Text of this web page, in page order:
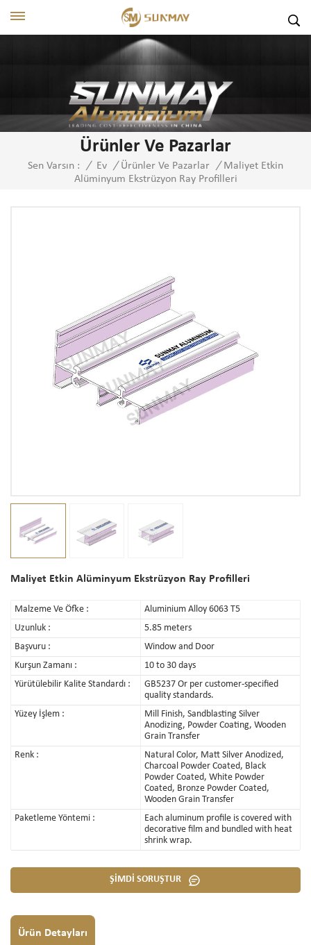
Ürünler Ve Pazarlar
Sen Varsın : / Ev / Ürünler Ve Pazarlar / Maliyet Etkin
Alüminyum Ekstrüzyon Ray Profilleri
Maliyet Etkin Alüminyum Ekstrüzyon Ray Profilleri
Malzeme Ve Öfke :
Aluminium Alloy 6063 T5
Uzunluk :
5.85 meters
Başvuru :
Window and Door
Kurşun Zamanı :
10 to 30 days
Yürütülebilir Kalite Standardı :
GB5237 Or per customer-specified
quality standards.
Yüzey İşlem :
Mill Finish, Sandblasting Silver
Anodizing, Powder Coating, Wooden
Grain Transfer
Renk :
Natural Color, Matt Silver Anodized,
Charcoal Powder Coated, Black
Powder Coated, White Powder
Coated, Bronze Powder Coated,
Wooden Grain Transfer
Paketleme Yöntemi :
Each aluminum profile is covered with
decorative film and bundled with heat
shrink wrap.
ŞİMDİ SORUŞTUR
Ürün Detayları